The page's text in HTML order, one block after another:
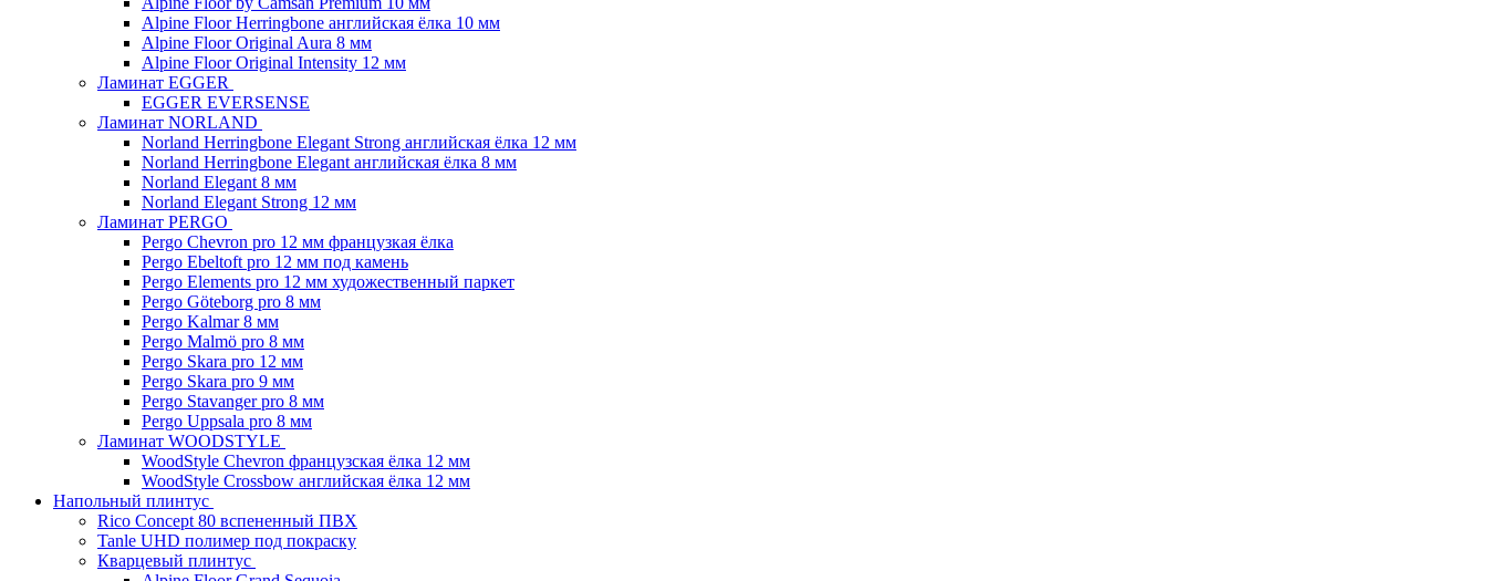
Alpine Floor Herringbone английская ёлка 10 мм
Alpine Floor Original Aura 8 мм
Alpine Floor Original Intensity 12 мм
Ламинат EGGER
EGGER EVERSENSE
Ламинат NORLAND
Norland Herringbone Elegant Strong английская ёлка 12 мм
Norland Herringbone Elegant английская ёлка 8 мм
Norland Elegant 8 мм
Norland Elegant Strong 12 мм
Ламинат PERGO
Pergo Chevron pro 12 мм французкая ёлка
Pergo Ebeltoft pro 12 мм под камень
Pergo Elements pro 12 мм художественный паркет
Pergo Göteborg pro 8 мм
Pergo Kalmar 8 мм
Pergo Malmö pro 8 мм
Pergo Skara pro 12 мм
Pergo Skara pro 9 мм
Pergo Stavanger pro 8 мм
Pergo Uppsala pro 8 мм
Ламинат WOODSTYLE
WoodStyle Chevron французская ёлка 12 мм
WoodStyle Crossbow английская ёлка 12 мм
Напольный плинтус
Rico Concept 80 вспененный ПВХ
Tanle UHD полимер под покраску
Кварцевый плинтус